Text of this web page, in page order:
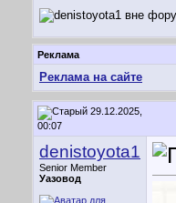
Реклама
Реклама на сайте
29.12.2025,
00:07
denistoyota1
Senior Member
Уазовод